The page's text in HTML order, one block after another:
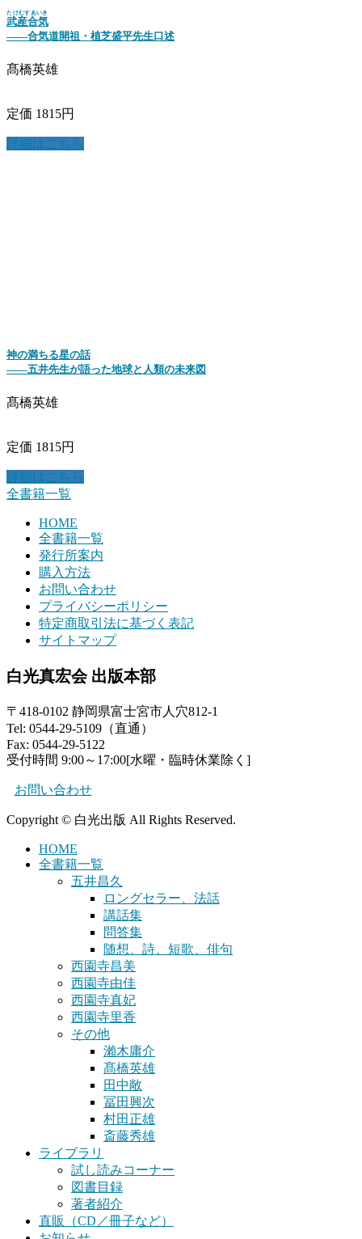
武産合気
たけむすあいき
――合気道開祖・植芝盛平先生口述
髙橋英雄
定価 1815円
詳細はこちら
神の満ちる星の話
――五井先生が語った地球と人類の未来図
髙橋英雄
定価 1815円
詳細はこちら
全書籍一覧
HOME
全書籍一覧
発行所案内
購入方法
お問い合わせ
プライバシーポリシー
特定商取引法に基づく表記
サイトマップ
白光真宏会 出版本部
〒418-0102 静岡県富士宮市人穴812-1
Tel: 0544-29-5109（直通）
Fax: 0544-29-5122
受付時間 9:00～17:00[水曜・臨時休業除く]
お問い合わせ
Copyright © 白光出版 All Rights Reserved.
HOME
全書籍一覧
五井昌久
ロングセラー、法話
講話集
問答集
随想、詩、短歌、俳句
西園寺昌美
西園寺由佳
西園寺真妃
西園寺里香
その他
瀨木庸介
髙橋英雄
田中敞
冨田興次
村田正雄
斎藤秀雄
ライブラリ
試し読みコーナー
図書目録
著者紹介
直販（CD／冊子など）